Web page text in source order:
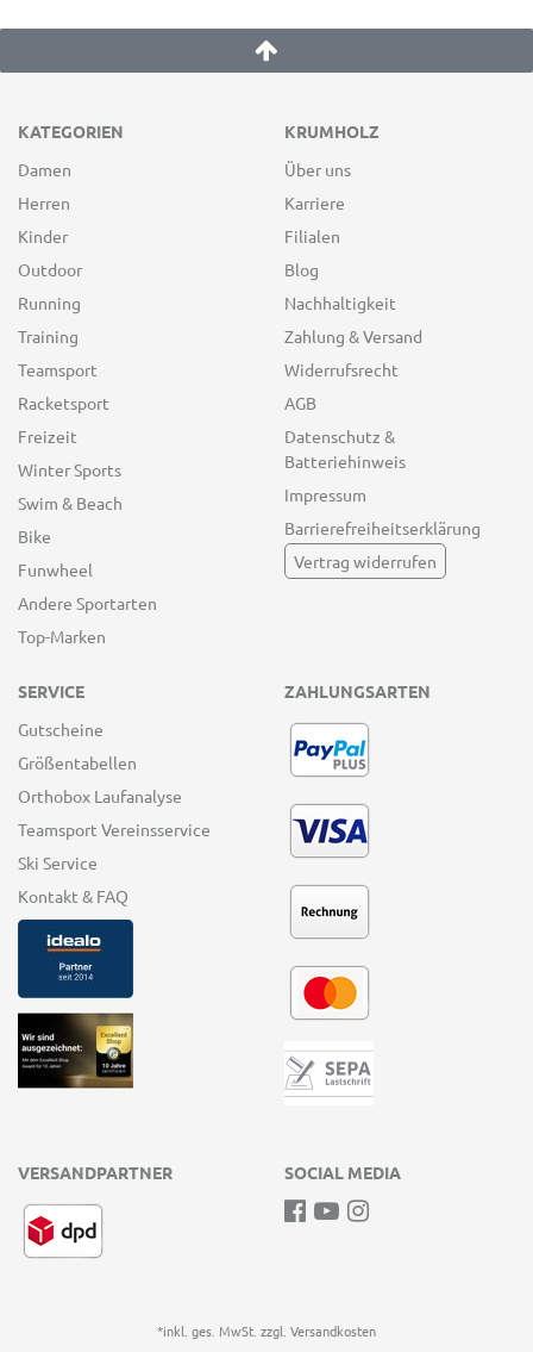
KATEGORIEN
Damen
Herren
Kinder
Outdoor
Running
Training
Teamsport
Racketsport
Freizeit
Winter Sports
Swim & Beach
Bike
Funwheel
Andere Sportarten
Top-Marken
KRUMHOLZ
Über uns
Karriere
Filialen
Blog
Nachhaltigkeit
Zahlung & Versand
Widerrufsrecht
AGB
Datenschutz &
Batteriehinweis
Impressum
Barrierefreiheitserklärung
Vertrag widerrufen
SERVICE
Gutscheine
Größentabellen
Orthobox Laufanalyse
Teamsport Vereinsservice
Ski Service
Kontakt & FAQ
ZAHLUNGSARTEN
VERSANDPARTNER SOCIAL MEDIA
*inkl. ges. MwSt. zzgl. Versandkosten